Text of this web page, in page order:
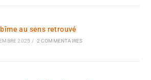
au sens retrouvé
2025 / 2 COMMENTAIRES